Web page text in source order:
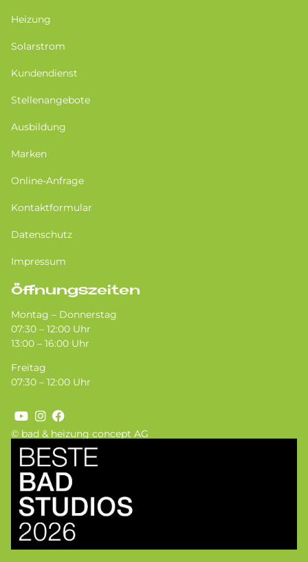
© bad & heizung concept AG
Heizung
Solarstrom
Kundendienst
Stellenangebote
Ausbildung
Marken
Online-Anfrage
Kontaktformular
Datenschutz
Impressum
Öffnungszeiten
Montag – Donnerstag
07:30 – 12:00 Uhr
13:00 – 16:00 Uhr
Freitag
07:30 – 12:00 Uhr